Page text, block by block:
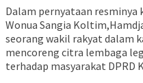
Dalam pernyataan resminya
Wonua Sangia
seorang wakil rakyat dalam
mencoreng citra lembaga
terhadap masyarakat DPRD